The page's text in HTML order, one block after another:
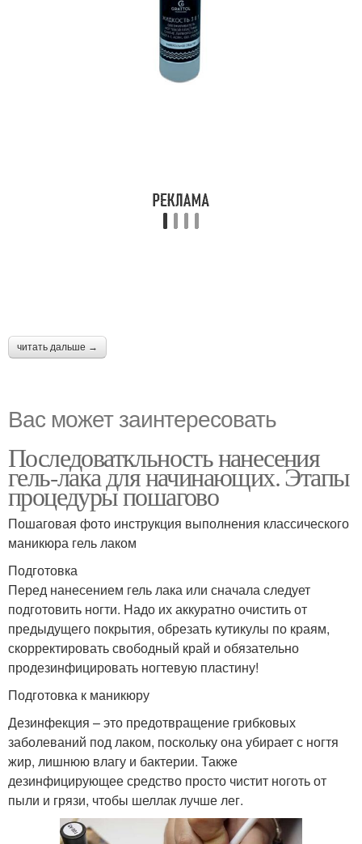
читать дальше →
Вас может заинтересовать
Последоваткльность нанесения
гель-лака для начинающих. Этапы
процедуры пошагово
Пошаговая фото инструкция выполнения классического
маникюра гель лаком
Подготовка
Перед нанесением гель лака или сначала следует
подготовить ногти. Надо их аккуратно очистить от
предыдущего покрытия, обрезать кутикулы по краям,
скорректировать свободный край и обязательно
продезинфицировать ногтевую пластину!
Подготовка к маникюру
Дезинфекция – это предотвращение грибковых
заболеваний под лаком, поскольку она убирает с ногтя
жир, лишнюю влагу и бактерии. Также
дезинфицирующее средство просто чистит ноготь от
пыли и грязи, чтобы шеллак лучше лег.